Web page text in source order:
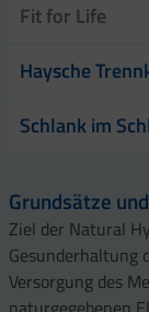
Fit for Life
Haysche
Schlank im
Grundsätze
Ziel der Natural
Gesunderhaltung
Versorgung des